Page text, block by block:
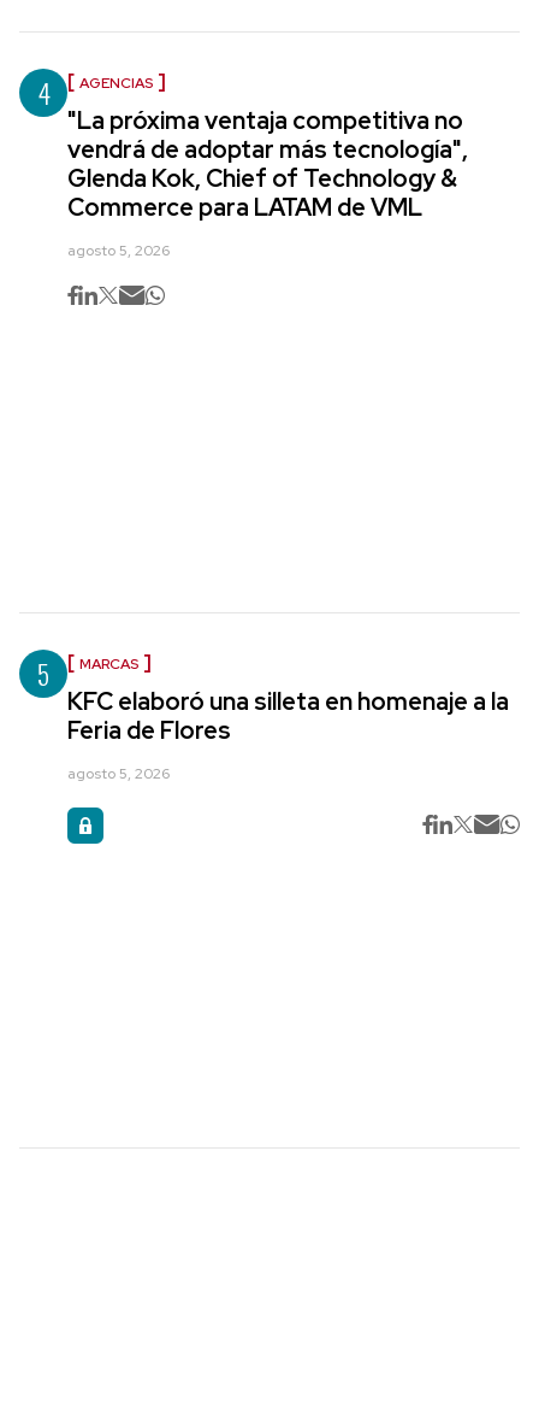
4 AGENCIAS
"La próxima ventaja competitiva no
vendrá de adoptar más tecnología",
Glenda Kok, Chief of Technology &
Commerce para LATAM de VML
agosto 5, 2026
5 MARCAS
KFC elaboró una silleta en homenaje a la
Feria de Flores
agosto 5, 2026